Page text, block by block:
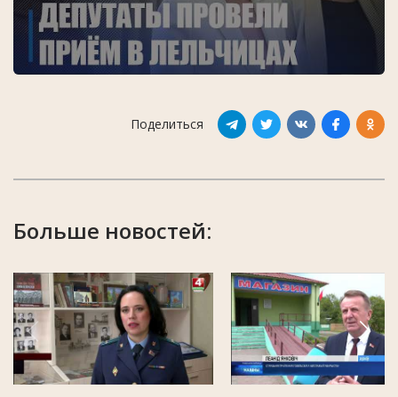
Поделиться
Больше новостей: